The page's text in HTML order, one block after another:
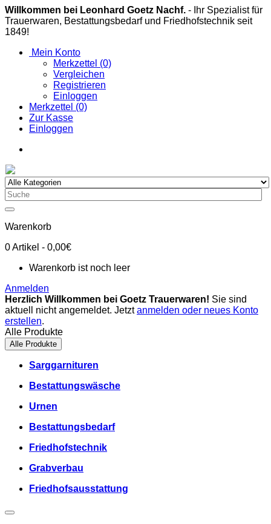
Willkommen bei Leonhard Goetz Nachf. - Ihr Spezialist für
Trauerwaren, Bestattungsbedarf und Friedhofstechnik seit
1849!
Mein Konto
Merkzettel (0)
Vergleichen
Registrieren
Einloggen
Merkzettel (0)
Zur Kasse
Einloggen
Warenkorb
0Artikel - 0,00€
Warenkorb ist noch leer
Anmelden
Herzlich Willkommen bei Goetz Trauerwaren! Sie sind
aktuell nicht angemeldet. Jetztanmelden oder neues Konto
erstellen.
Alle Produkte
Alle Produkte
Sarggarnituren
Bestattungswäsche
Urnen
Bestattungsbedarf
Friedhofstechnik
Grabverbau
Friedhofsausstattung